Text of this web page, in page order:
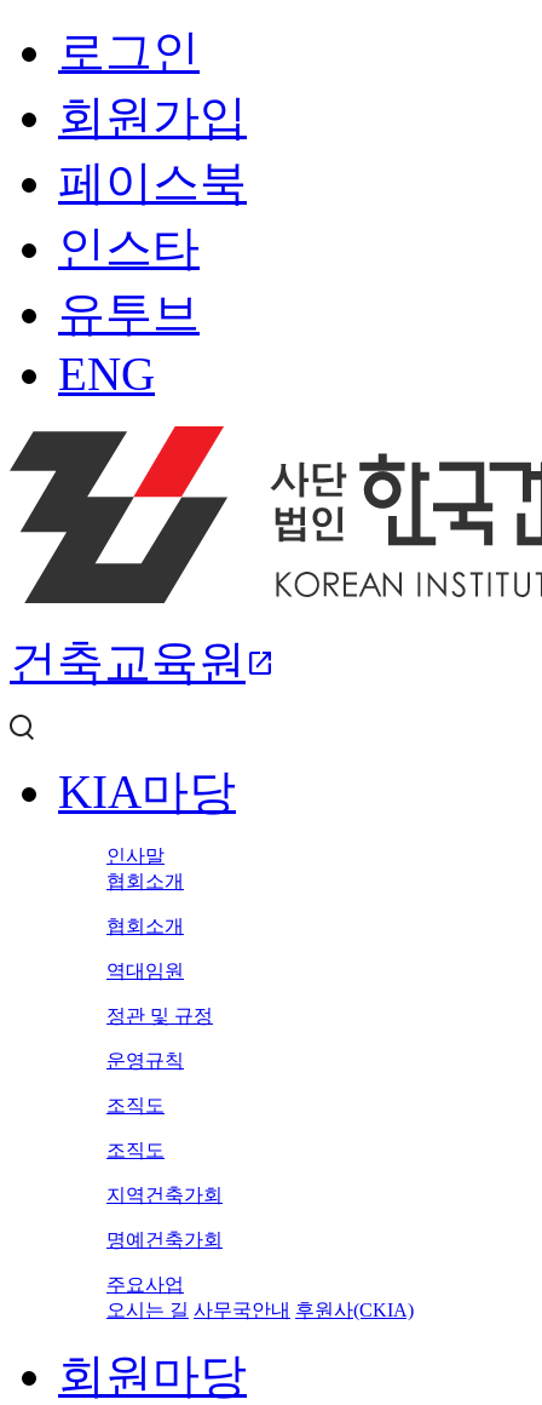
로그인
회원가입
페이스북
인스타
유투브
ENG
건축교육원 open_in_new
KIA마당
인사말
협회소개
협회소개
역대임원
정관 및 규정
운영규칙
조직도
조직도
지역건축가회
명예건축가회
주요사업
오시는 길 사무국안내 후원사(CKIA)
회원마당